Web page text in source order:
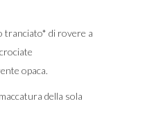
tranciato* di rovere a
opaca.
della sola